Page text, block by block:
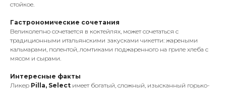
стойкое.
Гастрономические сочетания
Великолепно сочетается в коктейлях, может сочетаться с
традиционными итальянскими закусками чикетти: жареными
кальмарами, полентой, ломтиками поджаренного на гриле хлеба с
мясом и сырами.
Интересные факты
Ликер Pilla, Select имеет богатый, сложный, изысканный горько-